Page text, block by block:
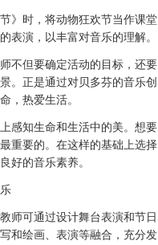
》时，将动物狂欢节当作课堂
表演，以丰富对音乐的理解。
不但要确定活动的目标，还要
。正是通过对贝多芬的音乐创
，热爱生活。
感知生命和生活中的美。想要
重要的。在这样的基础上选择
好的音乐素养。
师可通过设计舞台表演和节日
和绘画、表演等融合，充分发